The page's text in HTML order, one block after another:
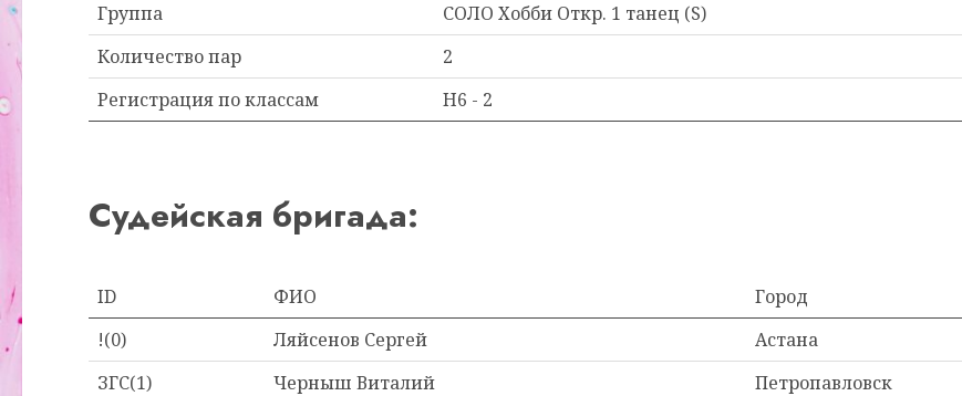
Группа
СОЛО Хобби Откр. 1 танец (S)
Количество пар
2
Регистрация по классам
H6 - 2
Судейская бригада:
ID ФИО Город
!(0)
Ляйсенов Сергей Астана
ЗГС(1)
Черныш Виталий Петропавловск